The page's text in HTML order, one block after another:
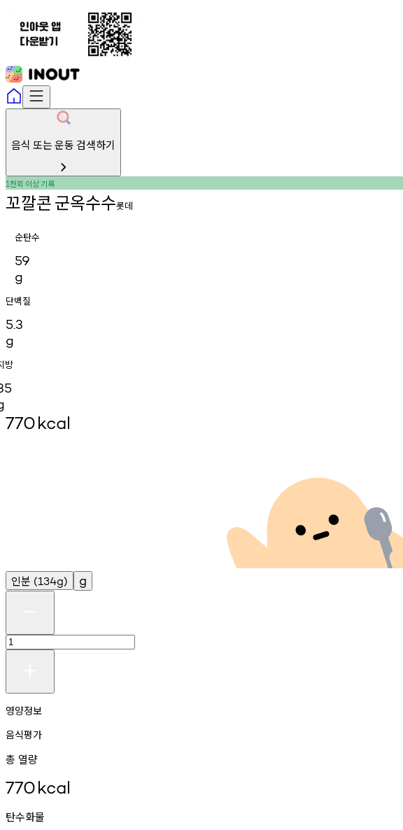
음식 또는 운동 검색하기
1천회 이상기록
꼬깔콘군옥수수롯데
순탄수
59
g
단백질
5.3
g
방
770kcal
인분 (134g) g
영양정보
음식평가
총 열량
770kcal
탄수화물